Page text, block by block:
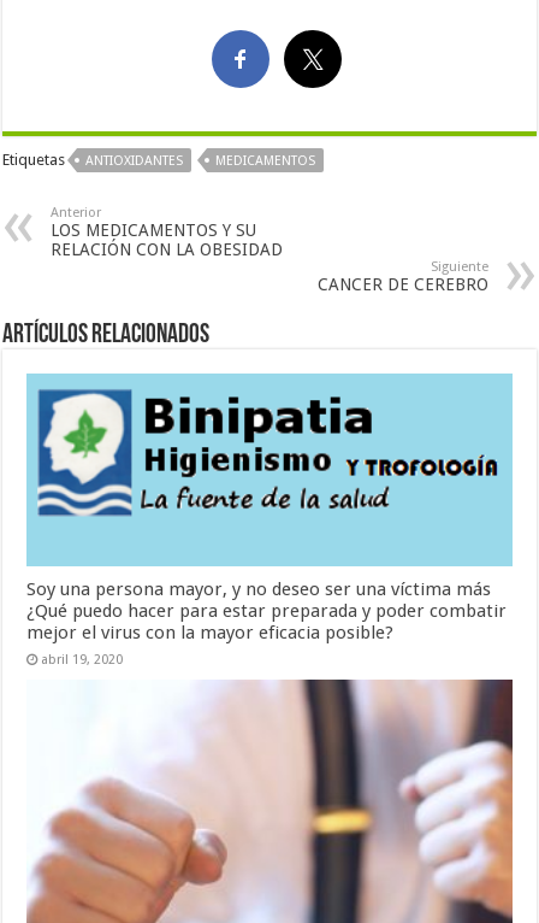
Etiquetas ANTIOXIDANTES MEDICAMENTOS
Anterior
LOS MEDICAMENTOS Y SU
RELACIÓN CON LA OBESIDAD
Siguiente
CANCER DE CEREBRO
Artículos Relacionados
Soy una persona mayor, y no deseo ser una víctima más
¿Qué puedo hacer para estar preparada y poder combatir
mejor el virus con la mayor eficacia posible?
abril 19, 2020